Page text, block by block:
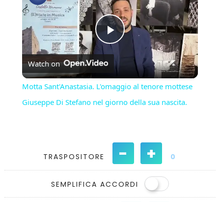
Play
Video
Watch on
Motta Sant'Anastasia. L'omaggio al tenore mottese
Giuseppe Di Stefano nel giorno della sua nascita.
TRASPOSITORE - + 0
SEMPLIFICA ACCORDI